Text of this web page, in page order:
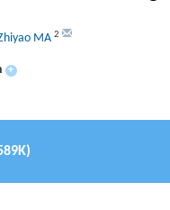
MA 2
+